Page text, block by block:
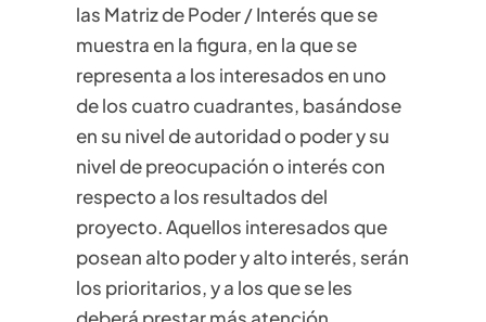
las Matriz de Poder / Interés que se
muestra en la figura, en la que se
representa a los interesados en uno
de los cuatro cuadrantes, basándose
en su nivel de autoridad o poder y su
nivel de preocupación o interés con
respecto a los resultados del
proyecto. Aquellos interesados que
posean alto poder y alto interés, serán
los prioritarios, y a los que se les